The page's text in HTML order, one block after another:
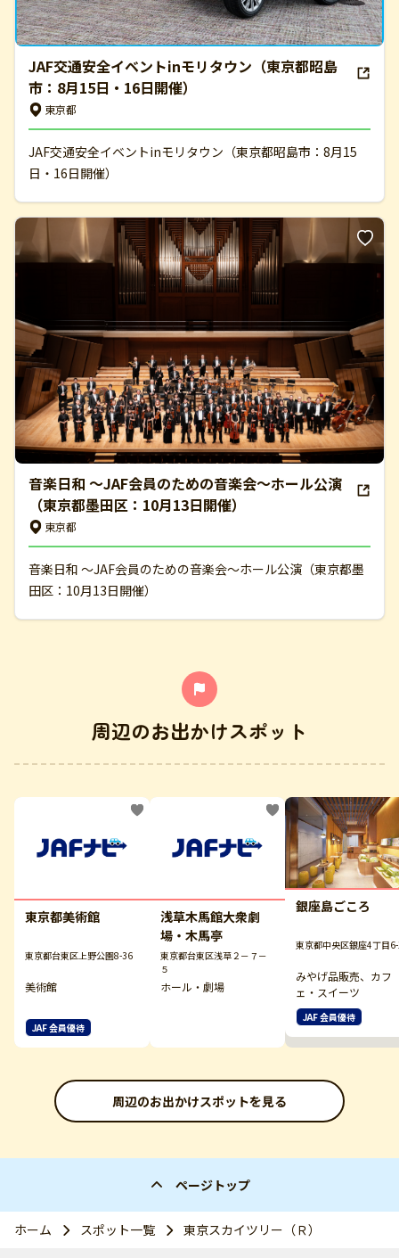
JAF交通安全イベントinモリタウン（東京都昭島
市：8月15日・16日開催）
東京都
JAF交通安全イベントinモリタウン（東京都昭島市：8月15
日・16日開催）
音楽日和 ～JAF会員のための音楽会～ホール公演
（東京都墨田区：10月13日開催）
東京都
音楽日和 ～JAF会員のための音楽会～ホール公演（東京都墨
田区：10月13日開催）
周辺のお出かけスポット
東京都美術館
東京都台東区上野公園8-36
美術館
JAF 会員優待
浅草木馬館大衆劇
場・木馬亭
東京都台東区浅草２－７－
５
ホール・劇場
銀座島ごころ
東京都中央区銀座4丁目
みやげ品販売、カフ
ェ・スイーツ
JAF 会員優待
周辺のお出かけスポットを見る
ページトップ
ホーム スポット一覧 東京スカイツリー（Ｒ）